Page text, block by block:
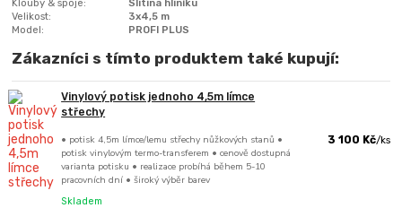
Klouby & spoje:
Slitina hliníku
Velikost:
3x4,5 m
Model:
PROFI PLUS
Zákazníci s tímto produktem také kupují:
Vinylový potisk jednoho 4,5m límce
střechy
• potisk 4,5m límce/lemu střechy nůžkových stanů •
potisk vinylovým termo-transferem • cenově dostupná
varianta potisku • realizace probíhá během 5-10
pracovních dní • široký výběr barev
3 100 Kč/ks
Skladem